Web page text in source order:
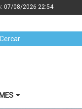
07/08/2026 22:54